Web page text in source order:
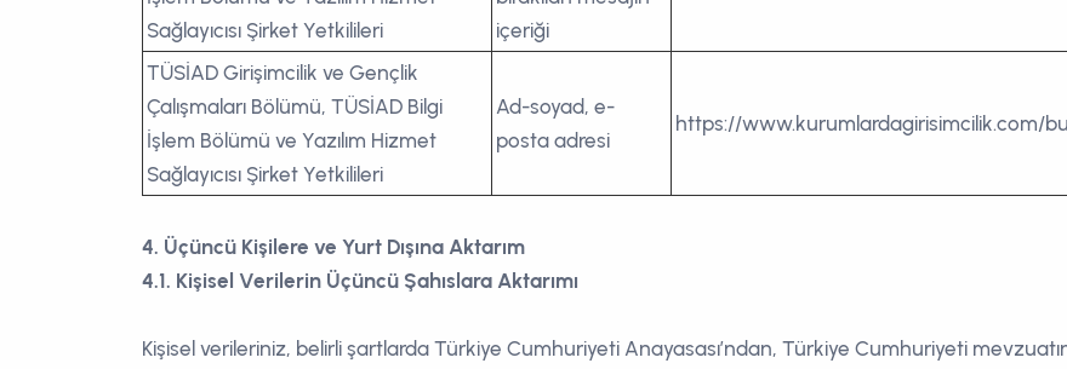
Sağlayıcısı Şirket Yetkilileri
içeriği
TÜSİAD Girişimcilik ve Gençlik
Çalışmaları Bölümü, TÜSİAD Bilgi
İşlem Bölümü ve Yazılım Hizmet
Sağlayıcısı Şirket Yetkilileri
Ad-soyad, e-
posta adresi
https://www.kurumlardagirisimcilik.com/
4. Üçüncü Kişilere ve Yurt Dışına Aktarım
4.1. Kişisel Verilerin Üçüncü Şahıslara Aktarımı
Kişisel verileriniz, belirli şartlarda Türkiye Cumhuriyeti Anayasası’ndan, Türkiye Cumhuriyeti